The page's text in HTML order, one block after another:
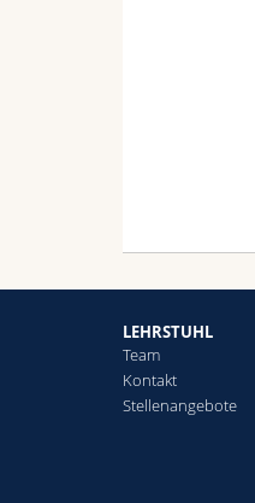
LEHRSTUHL
Team
Kontakt
Stellenangebote